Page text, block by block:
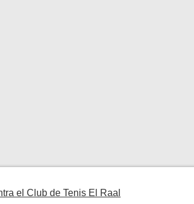
el Club de Tenis El Raal